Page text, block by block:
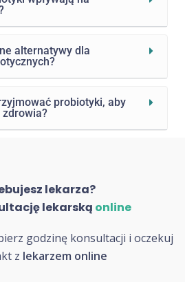
alternatywy dla
probiotyki, aby
lekarza?
lekarską online
godzinę konsultacji i oczekuj
z lekarzem online